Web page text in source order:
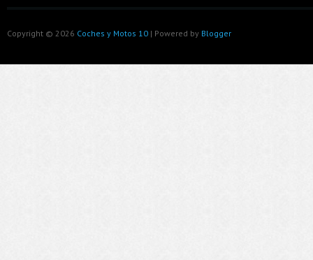
Copyright © 2026 Coches y Motos 10 | Powered by Blogger